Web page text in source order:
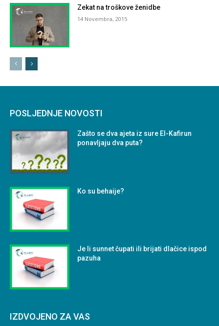
Zekat na troškove ženidbe
14 Novembra, 2015
POSLJEDNJE NOVOSTI
Zašto se dva ajeta iz sure El-Kafirun
ponavljaju dva puta?
Ko su behaije?
Je li sunnet čupati ili brijati dlačice ispod
pazuha
IZDVOJENO ZA VAS